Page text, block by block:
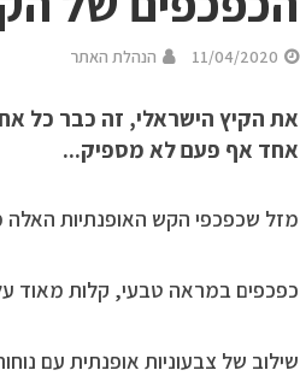
11/04/2020 הנהלת האתר
את הקיץ הישראלי, זה כבר כל
אחד אף פעם לא מספיק...
מזל שכפכפי הקש האופנתיות האלה
כפכפים במראה טבעי, קלות מאוד
שילוב של צבעוניות אופנתית עם